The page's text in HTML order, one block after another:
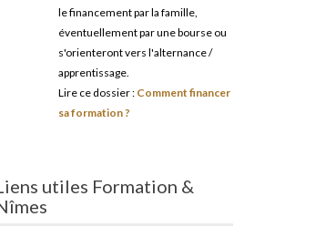
le financement par la famille,
éventuellement par une bourse ou
s'orienteront vers l'alternance /
apprentissage.
Lire ce dossier : Comment financer
sa formation ?
utiles Formation &